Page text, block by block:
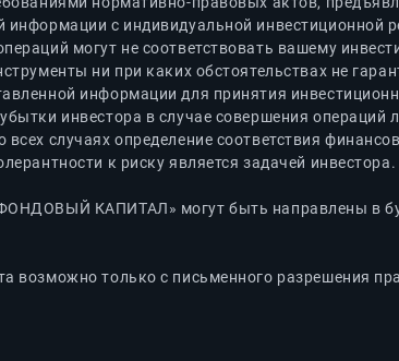
информации с индивидуальной
могут не соответствовать вашему
ни при каких обстоятельствах не
информации для принятия
инвестора в случае совершения
случаях определение соответствия
к риску является задачей инвестора.
КАПИТАЛ» могут быть направлены в
возможно только с письменного разрешения